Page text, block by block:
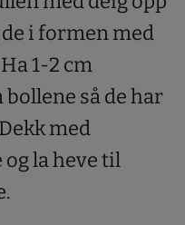
i formen med
1-2 cm
så de har
med
la heve til